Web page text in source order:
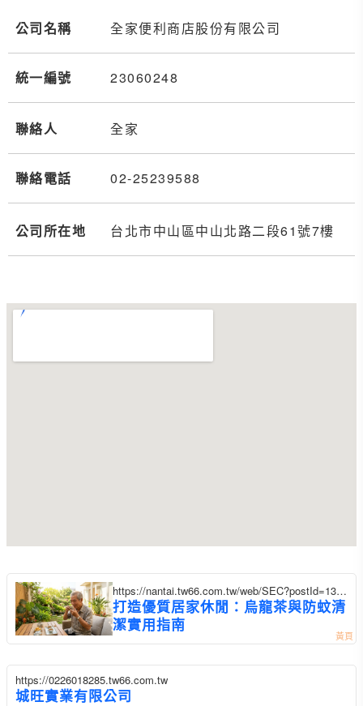
公司名稱 全家便利商店股份有限公司
統一編號 23060248
聯絡人 全家
聯絡電話 02-25239588
公司所在地 台北市中山區中山北路二段61號7樓
https://nantai.tw66.com.tw/web/SEC?postId=1357
227
打造優質居家休閒：烏龍茶與防蚊清
潔實用指南
https://0226018285.tw66.com.tw
城旺實業有限公司